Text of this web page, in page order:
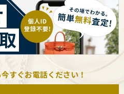
すぐお電話ください！